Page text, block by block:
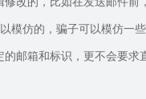
模仿的，骗子可以模仿一
邮箱和标识，更不会要